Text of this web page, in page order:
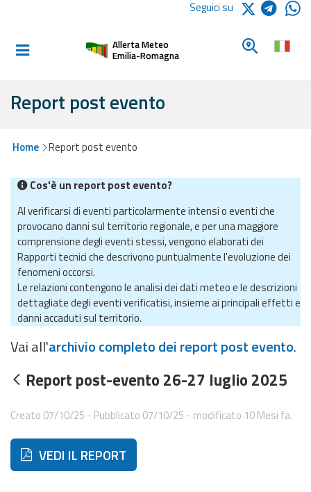
Informati e
Bollettini
Allerte e
Bollettini
Meteo
Allerte e
Bollettini
Valanghe
Monitoraggio
eventi
Previsioni e dati
Previsioni meteo e
Dati osservati
Radar meteo
Seguici su
Allerta Meteo
Emilia-Romagna
Cerca un
Report post evento
Home Report post evento
Cos'è un report post evento?
Al verificarsi di eventi particolarmente intensi o eventi che
provocano danni sul territorio regionale, e per una maggiore
comprensione degli eventi stessi, vengono elaborati dei
Rapporti tecnici che descrivono puntualmente l'evoluzione dei
fenomeni occorsi.
Le relazioni contengono le analisi dei dati meteo e le descrizioni
dettagliate degli eventi verificatisi, insieme ai principali effetti e
danni accaduti sul territorio.
Vai all'archivio completo dei report post evento.
Report post-evento 26-27 luglio 2025
Creato 07/10/25 - Pubblicato 07/10/25 - modificato 10 Mesi fa.
Di seguito ulteriori risorse e strumenti utili correlati a
VEDI IL REPORT